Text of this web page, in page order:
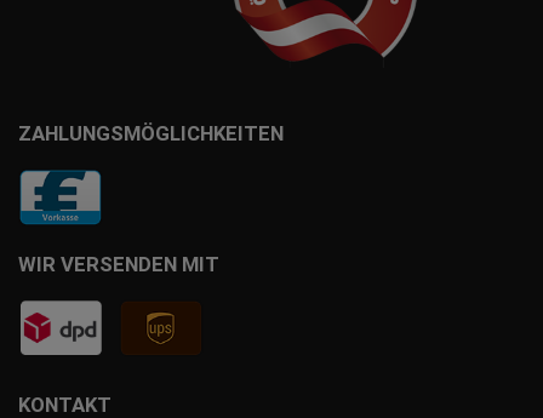
KONTAKT
ZAHLUNGSMÖGLICHKEITEN
WIR VERSENDEN MIT